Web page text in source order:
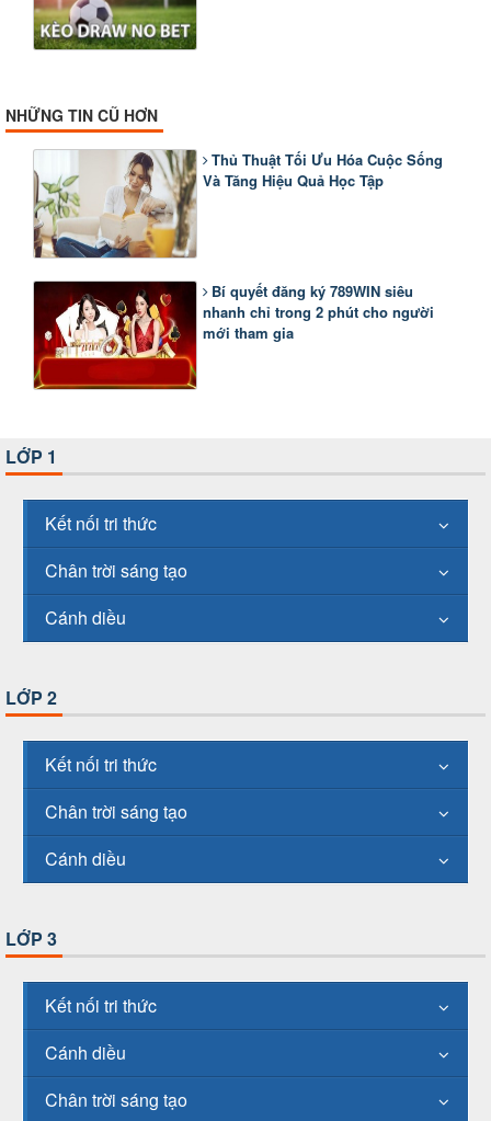
NHỮNG TIN CŨ HƠN
Thủ Thuật Tối Ưu Hóa Cuộc Sống
Và Tăng Hiệu Quả Học Tập
Bí quyết đăng ký 789WIN siêu
nhanh chỉ trong 2 phút cho người
mới tham gia
LỚP 1
Kết nối tri thức
Chân trời sáng tạo
Cánh diều
LỚP 2
Kết nối tri thức
Chân trời sáng tạo
Cánh diều
LỚP 3
Kết nối tri thức
Cánh diều
Chân trời sáng tạo